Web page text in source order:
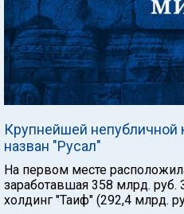
Крупнейшей непубличной
назван "Русал"
На первом месте
заработавшая 358 млрд. руб.
холдинг "Таиф" (292,4 млрд.